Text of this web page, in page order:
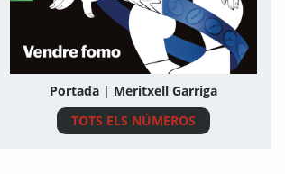
Portada | Meritxell Garriga
TOTS ELS NÚMEROS